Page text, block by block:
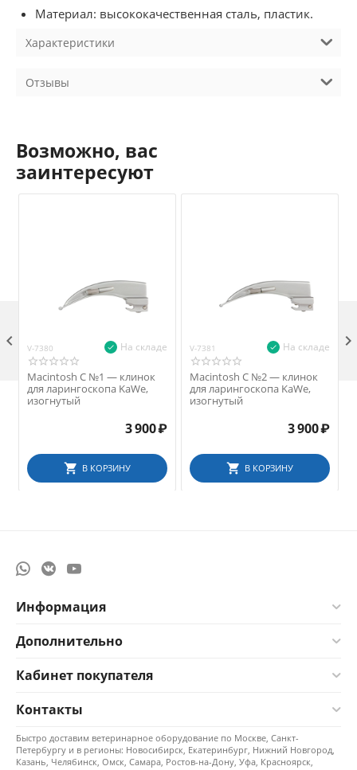
Материал: высококачественная сталь, пластик.
Характеристики
Отзывы
Возможно, вас
заинтересуют
V-7380 На складе
Macintosh С №1 — клинок
для ларингоскопа KaWe,
изогнутый
3 900₽
В КОРЗИНУ
V-7381 На складе
Macintosh С №2 — клинок
для ларингоскопа KaWe,
изогнутый
3 900₽
В КОРЗИНУ
 
Информация
Дополнительно
Кабинет покупателя
Контакты
Быстро доставим ветеринарное оборудование по Москве, Санкт-
Петербургу и в регионы: Новосибирск, Екатеринбург, Нижний Новгород,
Казань, Челябинск, Омск, Самара, Ростов-на-Дону, Уфа, Красноярск,